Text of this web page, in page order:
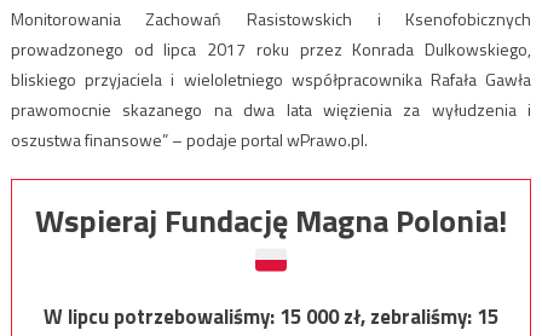
Monitorowania Zachowań Rasistowskich i Ksenofobicznych
prowadzonego od lipca 2017 roku przez Konrada Dulkowskiego,
bliskiego przyjaciela i wieloletniego współpracownika Rafała Gawła
prawomocnie skazanego na dwa lata więzienia za wyłudzenia i
oszustwa finansowe” – podaje portal wPrawo.pl.
Wspieraj Fundację Magna Polonia!
W lipcu potrzebowaliśmy:15 000zł, zebraliśmy:15